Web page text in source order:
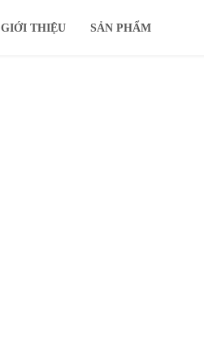
GIỚI THIỆU SẢN PHẨM